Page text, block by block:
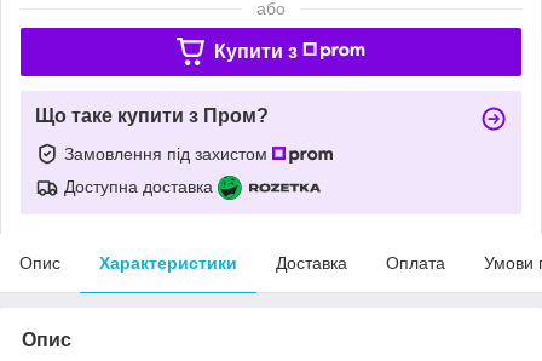
або
Купити з
Що таке купити з Пром?
Замовлення під захистом
Доступна доставка
Опис Характеристики Доставка Оплата Умови
Опис